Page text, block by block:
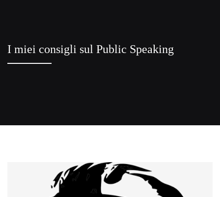
I miei consigli sul Public Speaking